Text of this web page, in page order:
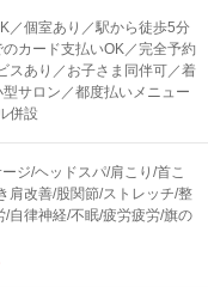
／個室あり／駅から徒歩5分
カード支払いOK／完全予約
スあり／お子さま同伴可／着
サロン／都度払いメニュー
併設
ジ/ヘッドスパ/肩こり/首こ
肩改善/股関節/ストレッチ/整
自律神経/不眠/疲労疲労/旗の